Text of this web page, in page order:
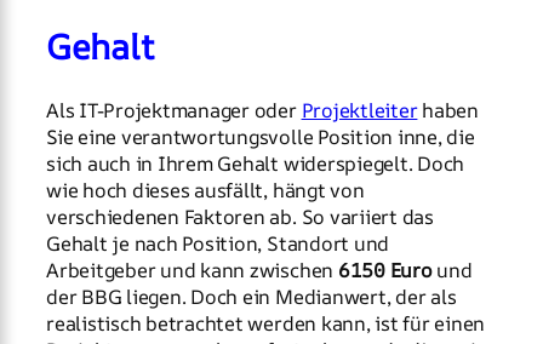
Gehalt
Als IT-Projektmanager oder Projektleiterhaben
Sie eine verantwortungsvolle Position inne, die
sich auch in Ihrem Gehalt widerspiegelt. Doch
wie hoch dieses ausfällt, hängt von
verschiedenen Faktoren ab. So variiert das
Gehalt je nach Position, Standort und
Arbeitgeber und kann zwischen 6150 Euround
der BBG liegen. Doch ein Medianwert, der als
realistisch betrachtet werden kann, ist für einen